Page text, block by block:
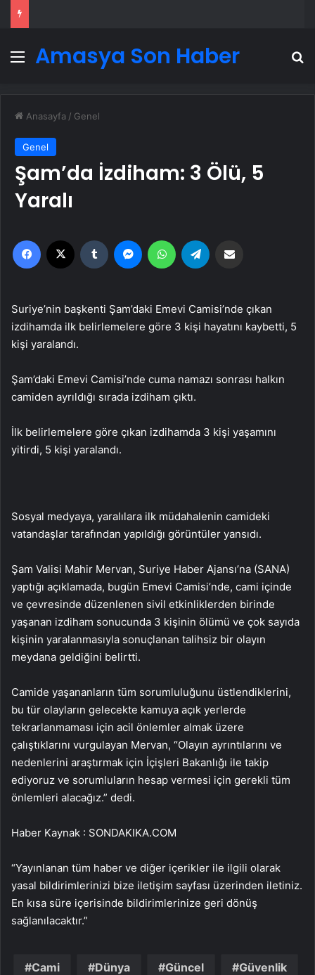
Menü
Amasya Son Haber
Anasayfa / Genel
Genel
Şam’da İzdiham: 3 Ölü, 5
Yaralı
Facebook Tumblr MessengerWhatsApp
Suriye’nin başkenti Şam’daki Emevi Camisi’nde çıkan
izdihamda ilk belirlemelere göre 3 kişi hayatını kaybetti, 5
kişi yaralandı.
Şam’daki Emevi Camisi’nde cuma namazı sonrası halkın
camiden ayrıldığı sırada izdiham çıktı.
İlk belirlemelere göre çıkan izdihamda 3 kişi yaşamını
yitirdi, 5 kişi yaralandı.
Sosyal medyaya, yaralılara ilk müdahalenin camideki
vatandaşlar tarafından yapıldığı görüntüler yansıdı.
Şam Valisi Mahir Mervan, Suriye Haber Ajansı’na (SANA)
yaptığı açıklamada, bugün Emevi Camisi’nde, cami içinde
ve çevresinde düzenlenen sivil etkinliklerden birinde
yaşanan izdiham sonucunda 3 kişinin ölümü ve çok sayıda
kişinin yaralanmasıyla sonuçlanan talihsiz bir olayın
meydana geldiğini belirtti.
Camide yaşananların tüm sorumluluğunu üstlendiklerini,
bu tür olayların gelecekte kamuya açık yerlerde
tekrarlanmaması için acil önlemler almak üzere
çalıştıklarını vurgulayan Mervan, “Olayın ayrıntılarını ve
nedenlerini araştırmak için İçişleri Bakanlığı ile takip
ediyoruz ve sorumluların hesap vermesi için gerekli tüm
önlemleri alacağız.” dedi.
Haber Kaynak : SONDAKIKA.COM
“Yayınlanan tüm haber ve diğer içerikler ile ilgili olarak
yasal bildirimlerinizi bize iletişim sayfası üzerinden iletiniz.
En kısa süre içerisinde bildirimlerinize geri dönüş
sağlanılacaktır.”
Cami Dünya Güncel Güvenlik